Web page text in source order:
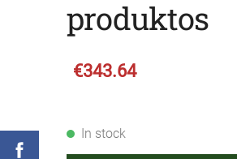
produktos
€343.64
In stock